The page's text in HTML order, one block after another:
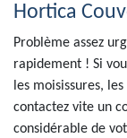
Hortica
Problème assez
rapidement ! Si
les moisissures,
contactez vite un
considérable de